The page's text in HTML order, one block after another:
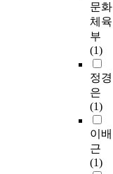
문화
체육
부
(1)
정경
은
(1)
이배
근
(1)